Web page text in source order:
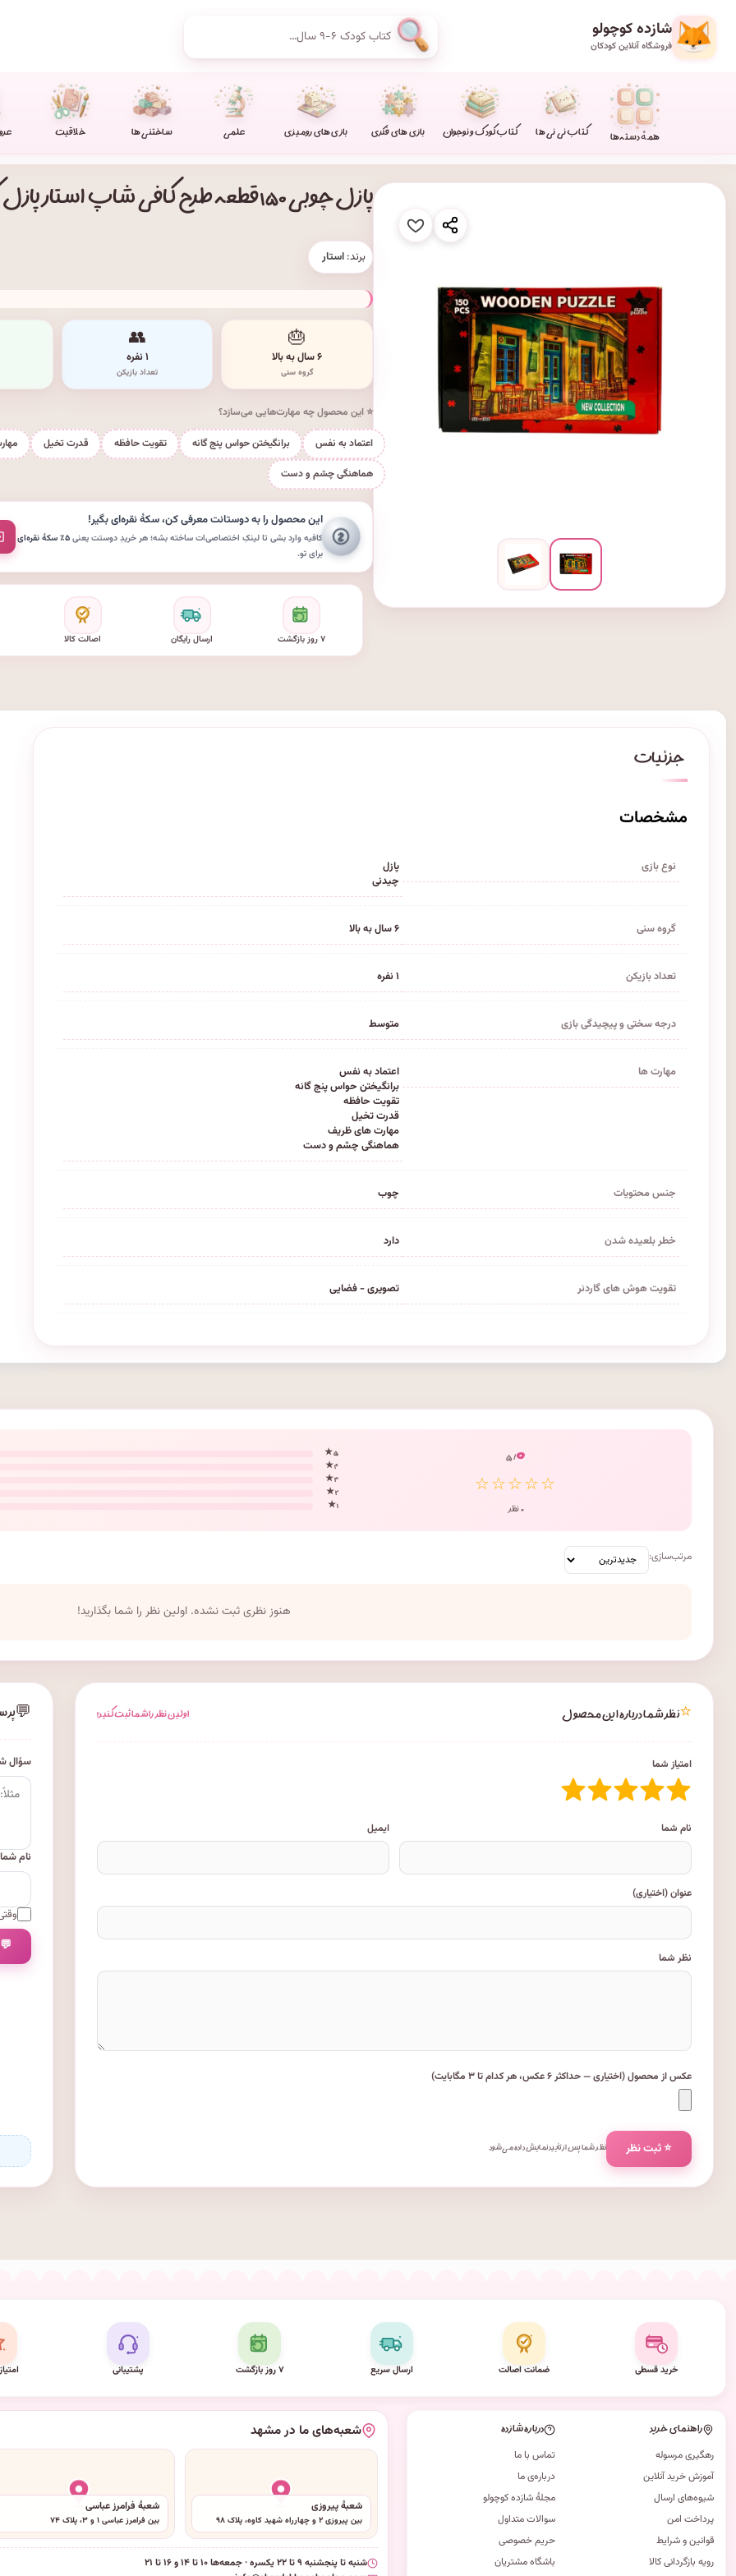
شازده کوچولو
فروشگاه آنلاین کودکان
همهٔ دسته‌ها کتاب نی نی ها کتاب کودک و نوجوان بازی های فکری بازی های رومیزی علمی ساختنی ها خلاقیت
پازل چوبی ۱۵۰ قطعه طرح کافی شاپ استار پازل کد: ۱۰۰۶
برند: استار
🎂
۶ سال به بالا
گروه سنی
👥
۱ نفره
تعداد بازیکن
⭐ این محصول چه مهارت‌هایی می‌سازد؟
اعتماد به نفس برانگیختن حواس پنج گانه تقویت حافظه قدرت تخیل
هماهنگی چشم و دست
این محصول را به دوستانت معرفی کن،سکهٔ نقره‌ایبگیر!
کافیه وارد بشی تا لینکِ اختصاصی‌ات ساخته بشه؛ هر خریدِ دوستت یعنی۵٪ سکهٔ نقره‌ای
برای تو.
۷ روز بازگشت ارسال رایگان اصالت کالا
مشخصات
نوع بازی
پازل
چیدنی
گروه سنی ۶ سال به بالا
تعداد بازیکن ۱ نفره
درجه سختی و پیچیدگی بازی متوسط
مهارت ها
اعتماد به نفس
برانگیختن حواس پنج گانه
تقویت حافظه
قدرت تخیل
مهارت های ظریف
هماهنگی چشم و دست
جنس محتویات چوب
خطر بلعیده شدن دارد
تقویت هوش های گاردنر تصویری - فضایی
۰/ ۵
☆☆☆☆☆
۰ نظر
۵ ★
۴ ★
۳ ★
۲ ★
۱ ★
مرتب‌سازی:
هنوز نظری ثبت نشده. اولین نظر را شما بگذارید!
⭐نظر شما درباره این محصول اولین نظر را شما ثبت کنید!
امتیاز شما
نام شما ایمیل
عنوان (اختیاری)
نظر شما
عکس از محصول (اختیاری — حداکثر ۶ عکس، هر کدام تا ۳ مگابایت)
⭐ ثبت نظر نظر شما پس از تأیید نمایش داده می‌شود.
💬
سؤال
نام
خرید قسطی ضمانت اصالت ارسال سریع ۷ روز بازگشت پشتیبانی
راهنمای خرید
رهگیری مرسوله
آموزش خرید آنلاین
شیوه‌های ارسال
پرداخت امن
قوانین و شرایط
رویه بازگردانی کالا
درباره شازده
تماس با ما
درباره‌ی ما
مجلهٔ شازده کوچولو
سوالات متداول
حریم خصوصی
باشگاه مشتریان
شعبه‌های ما در مشهد
شعبهٔ پیروزی
بین پیروزی ۲ و چهارراه شهید کاوه، پلاک ۹۸
شعبهٔ فرامرز عباسی
بین فرامرز عباسی ۱ و ۳، پلاک ۷۴
شنبه تا پنجشنبه ۹ تا ۲۲ یکسره · جمعه‌ها ۱۰ تا ۱۴ و ۱۶ تا ۲۱